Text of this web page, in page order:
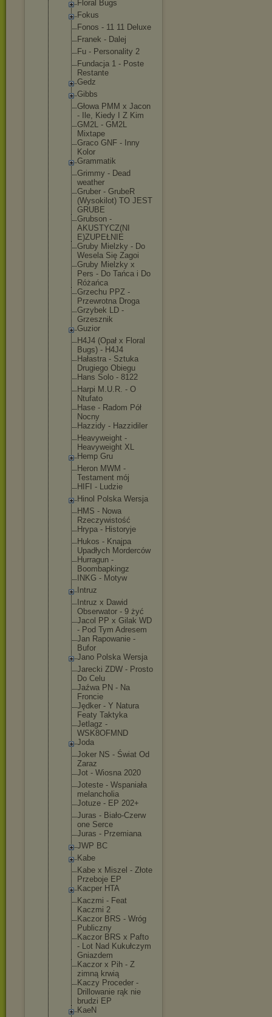
Floral Bugs
Fokus
Fonos - 11 11 Deluxe
Franek - Dalej
Fu - Personality 2
Fundacja 1 - Poste
Restante
Gedz
Gibbs
Głowa PMM x Jacon
- Ile, Kiedy I Z Kim
GM2L - GM2L
Mixtape
Graco GNF - Inny
Kolor
Grammatik
Grimmy - Dead
weather
Gruber - GrubeR
(Wysokilot) TO JEST
GRUBE
Grubson -
AKUSTYCZ(NI
E)ZUPEŁNIE
Gruby Mielzky - Do
Wesela Się Zagoi
Gruby Mielzky x
Pers - Do Tańca i Do
Różańca
Grzechu PPZ -
Przewrotna Droga
Grzybek LD -
Grzesznik
Guzior
H4J4 (Opał x Floral
Bugs) - H4J4
Hałastra - Sztuka
Drugiego Obiegu
Hans Solo - 8122
Harpi M.U.R. - O
Ntufato
Hase - Radom Pół
Nocny
Hazzidy - Hazzidiler
Heavyweight -
Heavyweight XL
Hemp Gru
Heron MWM -
Testament mój
HIFI - Ludzie
Hinol Polska Wersja
HMS - Nowa
Rzeczywistość
Hrypa - Historyje
Hukos - Knajpa
Upadłych Morderców
Hurragun -
Boombapkingz
INKG - Motyw
Intruz
Intruz x Dawid
Obserwator - 9 żyć
Jacol PP x Gilak WD
- Pod Tym Adresem
Jan Rapowanie -
Bufor
Jano Polska Wersja
Jarecki ZDW - Prosto
Do Celu
Jaźwa PN - Na
Froncie
Jędker - Y Natura
Featy Taktyka
Jetlagz -
WSK8OFMND
Joda
Joker NS - Świat Od
Zaraz
Jot - Wiosna 2020
Joteste - Wspaniała
melancholia
Jotuze - EP 202+
Juras - Biało-Czerw
one Serce
Juras - Przemiana
JWP BC
Kabe
Kabe x Miszel - Złote
Przeboje EP
Kacper HTA
Kaczmi - Feat
Kaczmi 2
Kaczor BRS - Wróg
Publiczny
Kaczor BRS x Pafto
- Lot Nad Kukułczym
Gniazdem
Kaczor x Pih - Z
zimną krwią
Kaczy Proceder -
Drillowanie rąk nie
brudzi EP
KaeN